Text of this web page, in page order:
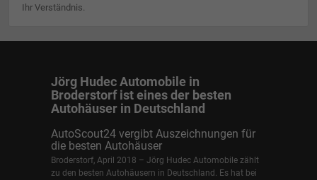
Ihr Verständnis.
Jörg Hudec Automobile in
Broderstorf ist eines der besten
Autohäuser in Deutschland
AutoScout24 vergibt Auszeichnungen für
die besten Autohäuser
Broderstorf, April 2018 – Jörg Hudec Automobile zählt
zu den besten Autohäusern in Deutschland. Es hat bei